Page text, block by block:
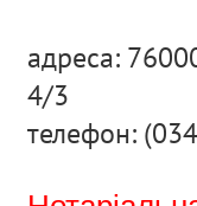
адреса:
4/3
телефон: